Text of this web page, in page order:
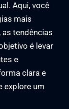
Aqui, você
mais
tendências
é levar
e
clara e
explore um